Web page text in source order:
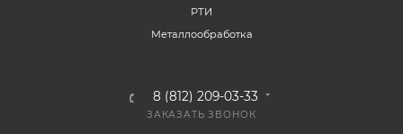
РТИ
Металлообработка
8 (812) 209-03-33
ЗАКАЗАТЬ ЗВОНОК